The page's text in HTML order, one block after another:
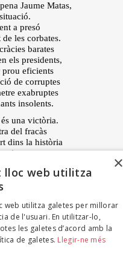
Jaume Matas,
a presó
les corbates.
barates
els presidents,
prou eficients
de corruptes
exabruptes
insolents.
una victòria.
del fracàs
dins la història
incapaç.
Mateu Xurí, 2014
×
lloc web utilitza
web utilitza galetes per millorar
de l'usuari. En utilitzar-lo,
les galetes d’acord amb la
de galetes. Llegir-ne més